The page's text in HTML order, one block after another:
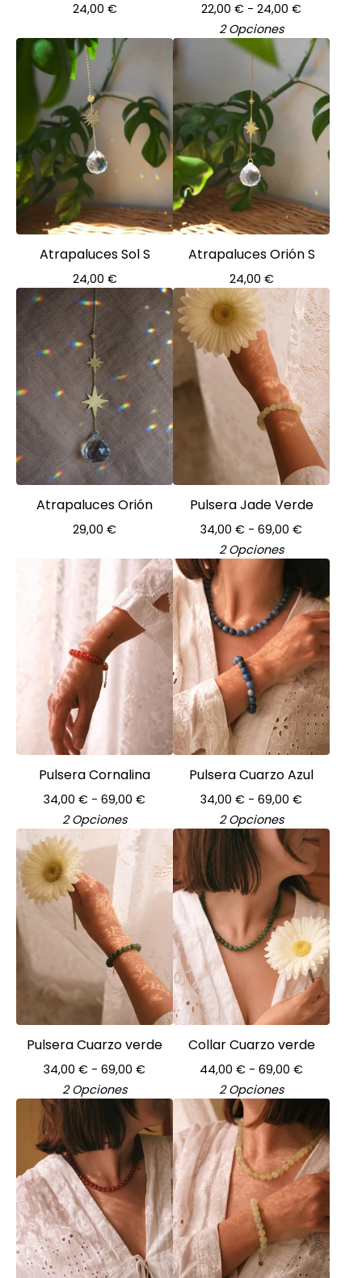
24,00 € 22,00 € - 24,00 €
2 Opciones
Atrapaluces Sol S
24,00 €
Atrapaluces Orión S
24,00 €
Atrapaluces Orión
29,00 €
Pulsera Jade Verde
34,00 € - 69,00 €
2 Opciones
Pulsera Cornalina
34,00 € - 69,00 €
2 Opciones
Pulsera Cuarzo Azul
34,00 € - 69,00 €
2 Opciones
Pulsera Cuarzo verde
34,00 € - 69,00 €
2 Opciones
Collar Cuarzo verde
44,00 € - 69,00 €
2 Opciones